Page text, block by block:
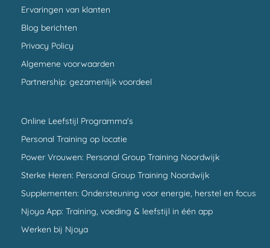
Ervaringen van klanten
Blog berichten
Privacy Policy
Algemene voorwaarden
Partnership: gezamenlijk voordeel
Online Leefstijl Programma's
Personal Training op locatie
Power Vrouwen: Personal Group Training Noordwijk
Sterke Heren: Personal Group Training Noordwijk
Supplementen: Ondersteuning voor energie, herstel en focus
Njoya App: Training, voeding & leefstijl in één app
Werken bij Njoya